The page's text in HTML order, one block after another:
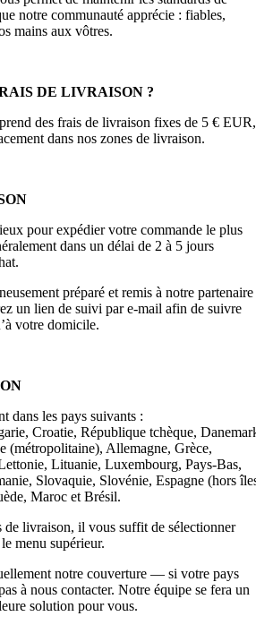
notre communauté apprécie : fiables,
mains aux vôtres.
DE LIVRAISON ?
des frais de livraison fixes de 5 € EUR,
dans nos zones de livraison.
pour expédier votre commande le plus
dans un délai de 2 à 5 jours
préparé et remis à notre partenaire
un lien de suivi par e-mail afin de suivre
votre domicile.
dans les pays suivants :
Croatie, République tchèque,
(métropolitaine), Allemagne, Grèce,
Lituanie, Luxembourg, Pays-Bas,
Slovaquie, Slovénie, Espagne (hors
Maroc et Brésil.
livraison, il vous suffit de sélectionner
menu supérieur.
notre couverture — si votre pays
à nous contacter. Notre équipe se fera un
solution pour vous.